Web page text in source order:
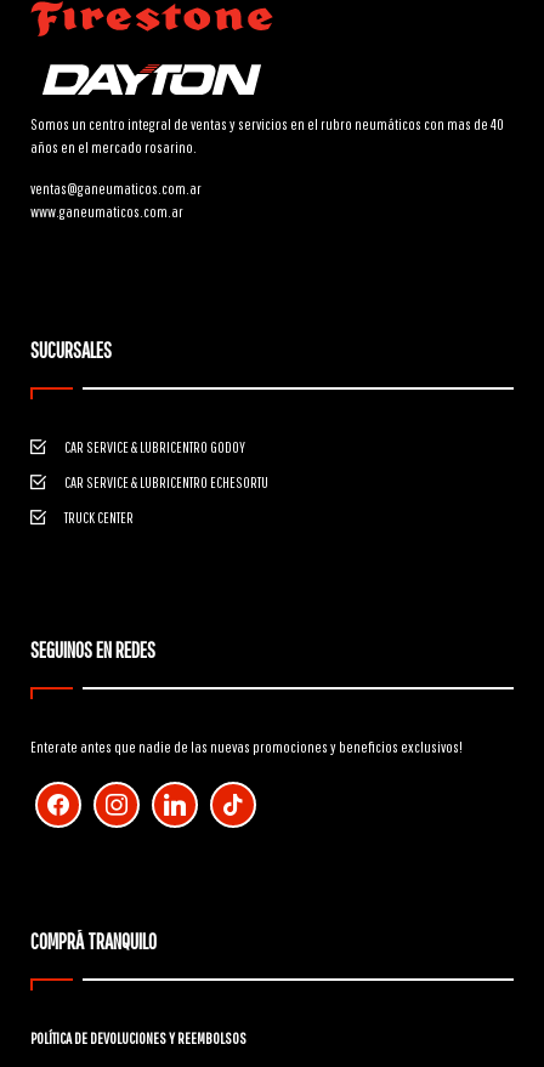
Somos un centro integral de ventas y servicios en el rubro neumáticos con mas de 40
años en el mercado rosarino.
ventas@ganeumaticos.com.ar
www.ganeumaticos.com.ar
SUCURSALES
CAR SERVICE & LUBRICENTRO GODOY
CAR SERVICE & LUBRICENTRO ECHESORTU
TRUCK CENTER
SEGUINOS EN REDES
Enterate antes que nadie de las nuevas promociones y beneficios exclusivos!
facebook instagram linkedin tiktok
COMPRÁ TRANQUILO
POLÍTICA DE DEVOLUCIONES Y REEMBOLSOS